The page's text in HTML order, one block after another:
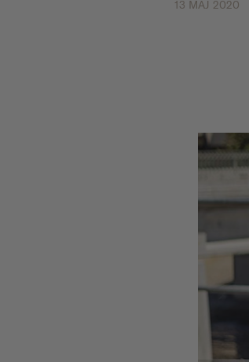
13 MAJ 2020